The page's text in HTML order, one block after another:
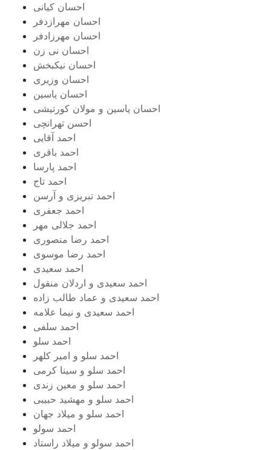
احسان کیانی
احسان مهرازدفر
احسان مهرزادفر
احسان نی زن
احسان نیکبخش
احسان وزیری
احسان یاسین
احسان یاسین و مولان کورتیشی
احسن تهرانچی
احمد آقایی
احمد باقری
احمد پارسا
احمد تاج
احمد تبریزی و آرسن
احمد جعفری
احمد جلالی مهر
احمد رضا منصوری
احمد رضا موسوی
احمد سعیدی
احمد سعیدی و اردلان منقول
احمد سعیدی و عماد طالب زاده
احمد سعیدی و نیما علامه
احمد سلفی
احمد سلو
احمد سلو و امیر کلهر
احمد سلو و سینا کرمی
احمد سلو و معین زندی
احمد سلو و مهشید حبیبی
احمد سلو و میلاد جهان
احمد سولو
احمد سولو و میلاد راستاد